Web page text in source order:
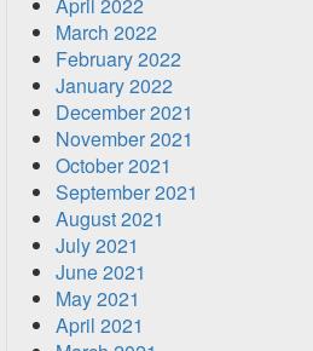
March 2022
February 2022
January 2022
December 2021
November 2021
October 2021
September 2021
August 2021
July 2021
June 2021
May 2021
April 2021